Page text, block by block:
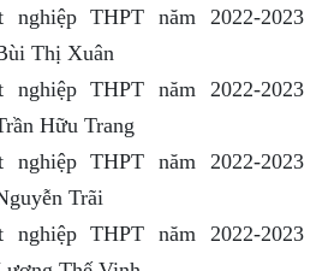
THPT năm 2022-2023
Thị Xuân
THPT năm 2022-2023
Hữu Trang
THPT năm 2022-2023
Trãi
THPT năm 2022-2023